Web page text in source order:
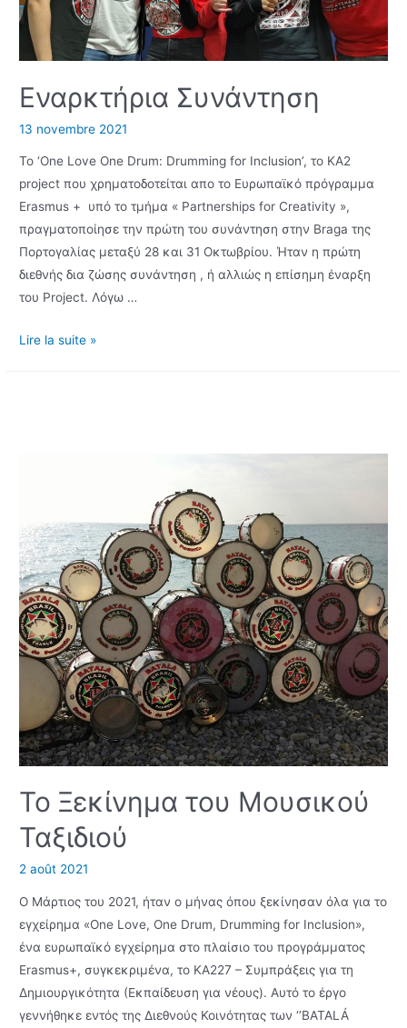
Εναρκτήρια Συνάντηση
13 novembre 2021
Το ‘One Love One Drum: Drumming for Inclusion’, το ΚΑ2
project που χρηματοδοτείται απο το Ευρωπαϊκό πρόγραμμα
Erasmus + υπό το τμήμα « Partnerships for Creativity »,
πραγματοποίησε την πρώτη του συνάντηση στην Braga της
Πορτογαλίας μεταξύ 28 και 31 Οκτωβρίου. Ήταν η πρώτη
διεθνής δια ζώσης συνάντηση , ή αλλιώς η επίσημη έναρξη
του Project. Λόγω …
Εναρκτήρια
Lire la suite »
Το Ξεκίνημα του Μουσικού
Ταξιδιού
2 août 2021
Ο Μάρτιος του 2021, ήταν ο μήνας όπου ξεκίνησαν όλα για το
εγχείρημα «One Love, One Drum, Drumming for Inclusion»,
ένα ευρωπαϊκό εγχείρημα στο πλαίσιο του προγράμματος
Erasmus+, συγκεκριμένα, το KA227 – Συμπράξεις για τη
Δημιουργικότητα (Εκπαίδευση για νέους). Αυτό το έργο
γεννήθηκε εντός της Διεθνούς Κοινότητας των ‘’BATALÁ